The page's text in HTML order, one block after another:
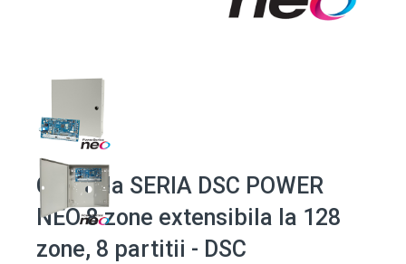
Centrala SERIA DSC POWER
NEO 8 zone extensibila la 128
zone, 8 partitii - DSC